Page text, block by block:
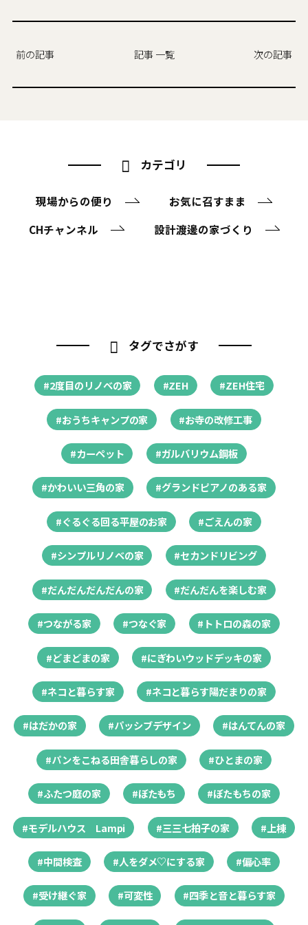
前の記事 記事 一覧 次の記事
カテゴリ
現場からの便り
お気に召すまま
CHチャンネル
設計渡邊の家づくり
タグでさがす
#2度目のリノベの家 #ZEH #ZEH住宅
#おうちキャンプの家 #お寺の改修工事
#カーペット #ガルバリウム鋼板
#かわいい三角の家 #グランドピアノのある家
#ぐるぐる回る平屋のお家 #ごえんの家
#シンプルリノベの家 #セカンドリビング
#だんだんだんだんの家 #だんだんを楽しむ家
#つながる家 #つなぐ家 #トトロの森の家
#どまどまの家 #にぎわいウッドデッキの家
#ネコと暮らす家 #ネコと暮らす陽だまりの家
#はだかの家 #パッシブデザイン #はんてんの家
#パンをこねる田舎暮らしの家 #ひとまの家
#ふたつ庭の家 #ぼたもち #ぼたもちの家
#モデルハウス Lampi #三三七拍子の家 #上棟
#中間検査 #人をダメ♡にする家 #偏心率
#受け継ぐ家 #可変性 #四季と音と暮らす家